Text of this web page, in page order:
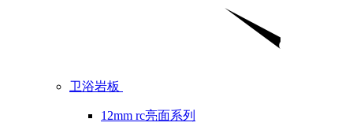
卫浴岩板
12mm rc亮面系列